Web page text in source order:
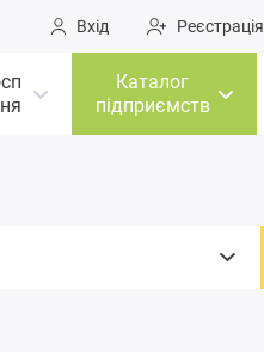
Вхід Реєстрація
Каталог
підприємств